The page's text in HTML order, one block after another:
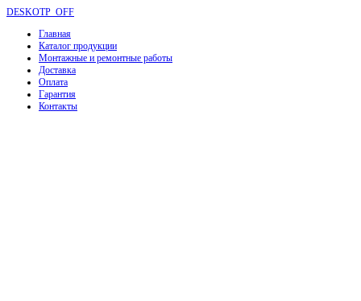
DESKOTP_OFF
Главная
Каталог продукции
Монтажные и ремонтные работы
Доставка
Оплата
Гарантия
Контакты